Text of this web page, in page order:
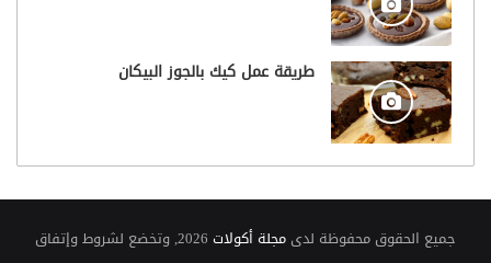
طريقة عمل كيك بالجوز البيكان
جميع الحقوق محفوظة لدى مجلة أكولات
2026, وتخضع لشروط وإتفاق